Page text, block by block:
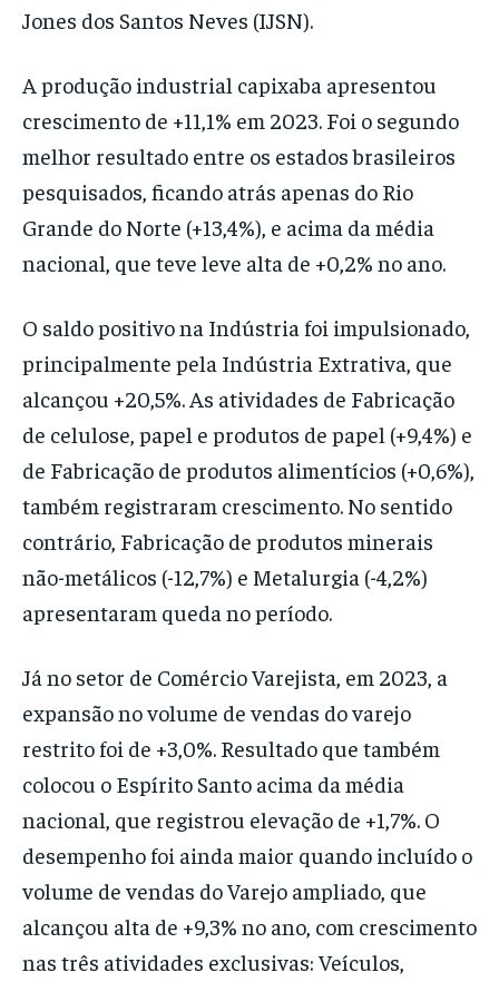
Jones dos Santos Neves (IJSN).
A produção industrial capixaba apresentou
crescimento de +11,1% em 2023. Foi o segundo
melhor resultado entre os estados brasileiros
pesquisados, ficando atrás apenas do Rio
Grande do Norte (+13,4%), e acima da média
nacional, que teve leve alta de +0,2% no ano.
O saldo positivo na Indústria foi impulsionado,
principalmente pela Indústria Extrativa, que
alcançou +20,5%. As atividades de Fabricação
de celulose, papel e produtos de papel (+9,4%) e
de Fabricação de produtos alimentícios (+0,6%),
também registraram crescimento. No sentido
contrário, Fabricação de produtos minerais
não-metálicos (-12,7%) e Metalurgia (-4,2%)
apresentaram queda no período.
Já no setor de Comércio Varejista, em 2023, a
expansão no volume de vendas do varejo
restrito foi de +3,0%. Resultado que também
colocou o Espírito Santo acima da média
nacional, que registrou elevação de +1,7%. O
desempenho foi ainda maior quando incluído o
volume de vendas do Varejo ampliado, que
alcançou alta de +9,3% no ano, com crescimento
nas três atividades exclusivas: Veículos,